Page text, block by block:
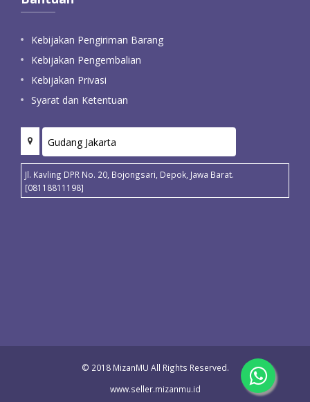
Kebijakan Pengiriman Barang
Kebijakan Pengembalian
Kebijakan Privasi
Syarat dan Ketentuan
Jl. Kavling DPR No. 20, Bojongsari, Depok, Jawa Barat.
[08118811198]
© 2018 MizanMU All Rights Reserved.
www.seller.mizanmu.id